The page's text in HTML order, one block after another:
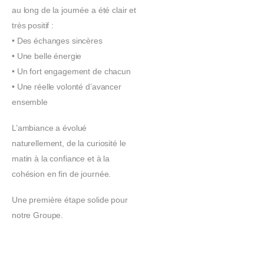
au long de la journée a été clair et
très positif :
• Des échanges sincères
• Une belle énergie
• Un fort engagement de chacun
• Une réelle volonté d’avancer
ensemble
L’ambiance a évolué
naturellement, de la curiosité le
matin à la confiance et à la
cohésion en fin de journée.
Une première étape solide pour
notre Groupe.